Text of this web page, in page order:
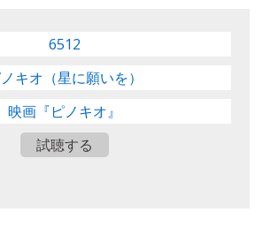
6512
キオ（星に願いを）
映画『ピノキオ』
試聴する